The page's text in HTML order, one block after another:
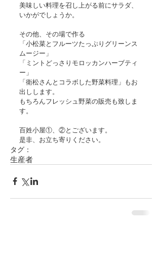
美味しい料理を召し上がる前にサラダ、
いかがでしょうか。
その他、その場で作る
「小松菜とフルーツたっぷりグリーンス
ムージー」
「ミントどっさりモロッカンハーブティ
ー」
「衛松さんとコラボした野菜料理」もお
出しします。
もちろんフレッシュ野菜の販売も致しま
す。
百姓小屋①、②とございます。
是非、お立ち寄りください。
タグ：
生産者